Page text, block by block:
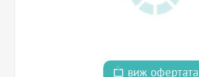
виж офертата